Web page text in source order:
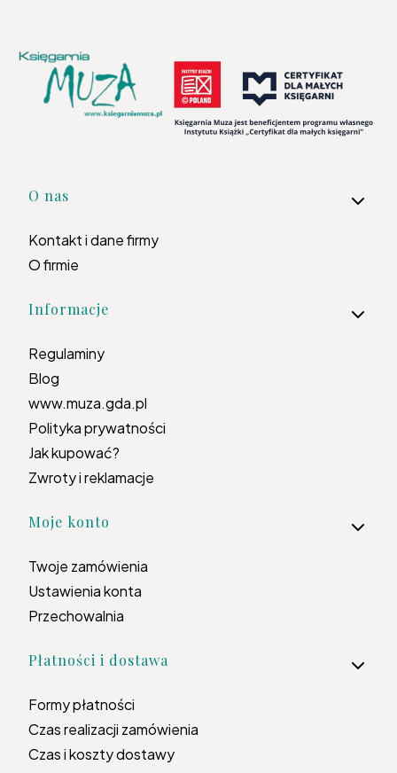
Linki w stopce
O nas
Kontakt i dane firmy
O firmie
Informacje
Regulaminy
Blog
www.muza.gda.pl
Polityka prywatności
Jak kupować?
Zwroty i reklamacje
Moje konto
Twoje zamówienia
Ustawienia konta
Przechowalnia
Płatności i dostawa
Formy płatności
Czas realizacji zamówienia
Czas i koszty dostawy